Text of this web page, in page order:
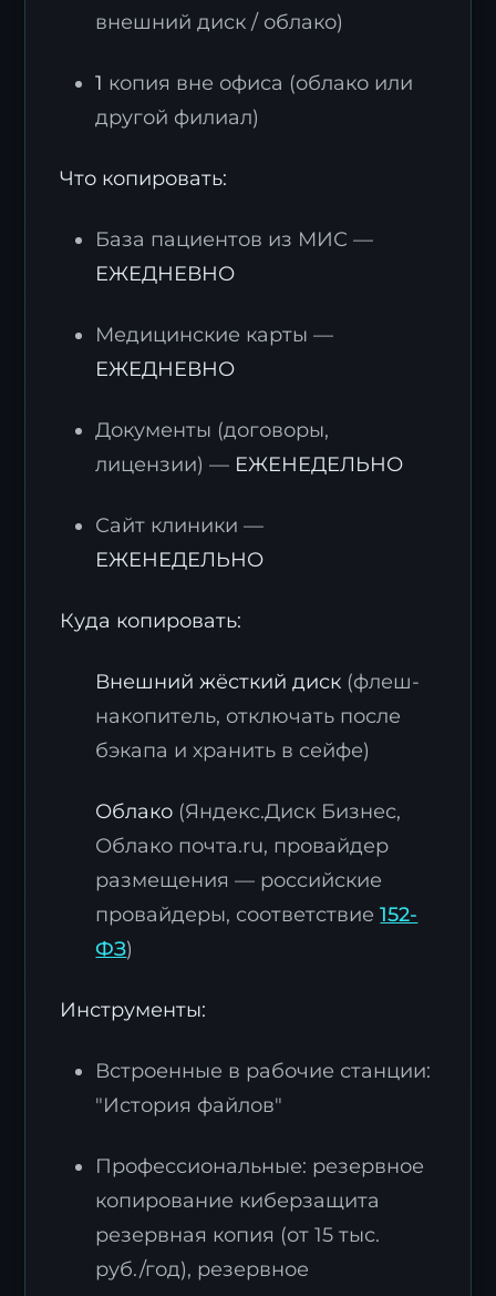
внешний диск / облако)
1 копия вне офиса (облако или
другой филиал)
Что копировать:
База пациентов из МИС —
ЕЖЕДНЕВНО
Медицинские карты —
ЕЖЕДНЕВНО
Документы (договоры,
лицензии) — ЕЖЕНЕДЕЛЬНО
Сайт клиники —
ЕЖЕНЕДЕЛЬНО
Куда копировать:
Внешний жёсткий диск (флеш-
накопитель, отключать после
бэкапа и хранить в сейфе)
Облако (Яндекс.Диск Бизнес,
Облако почта.ru, провайдер
размещения — российские
провайдеры, соответствие152-
ФЗ)
Инструменты:
Встроенные в рабочие станции:
"История файлов"
Профессиональные: резервное
копирование киберзащита
резервная копия (от 15 тыс.
руб./год), резервное